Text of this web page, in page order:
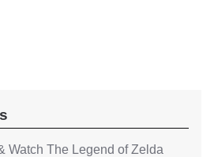
Watch The Legend of Zelda